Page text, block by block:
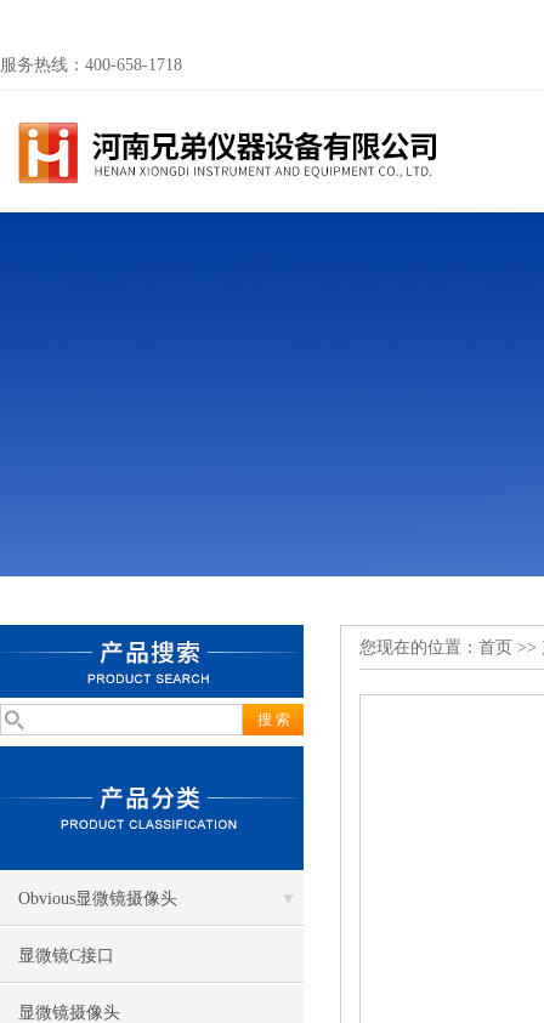
服务热线：400-658-1718
Obvious显微镜摄像头
显微镜C接口
显微镜摄像头
您现在的位置： 首页 >>